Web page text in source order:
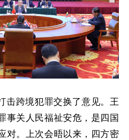
击跨境犯罪交换了意见。王
事关人民福祉安危，是四国
对。上次会晤以来，四方密